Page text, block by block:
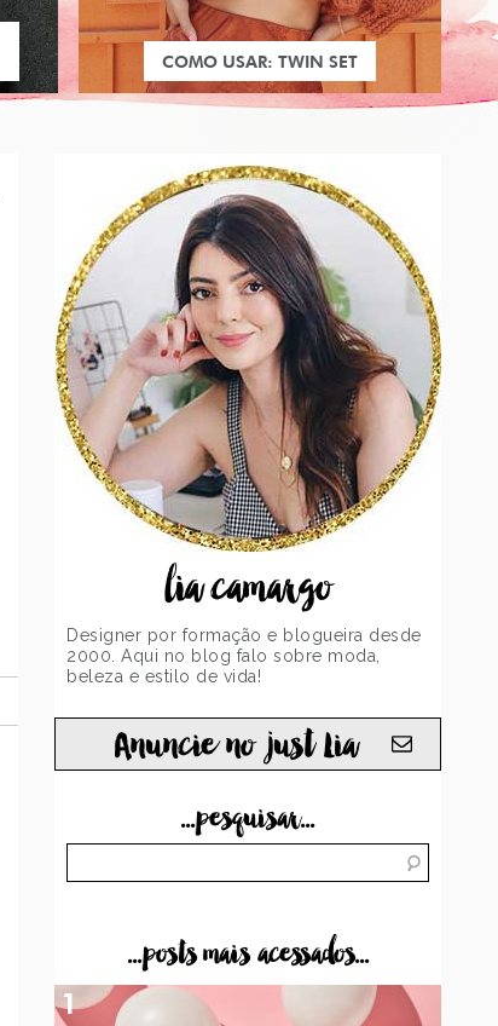
COMO USAR: TWIN SET
lia camargo
Designer por formação e blogueira desde
2000. Aqui no blog falo sobre moda,
beleza e estilo de vida!
Anuncie no just Lia
...pesquisar...
...posts mais acessados...
1